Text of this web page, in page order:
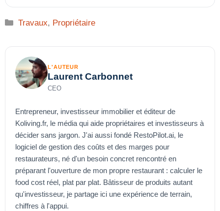
Catégories
Travaux, Propriétaire
L'AUTEUR
Laurent Carbonnet
CEO
Entrepreneur, investisseur immobilier et éditeur de
Koliving.fr, le média qui aide propriétaires et investisseurs à
décider sans jargon. J'ai aussi fondé RestoPilot.ai, le
logiciel de gestion des coûts et des marges pour
restaurateurs, né d'un besoin concret rencontré en
préparant l'ouverture de mon propre restaurant : calculer le
food cost réel, plat par plat. Bâtisseur de produits autant
qu'investisseur, je partage ici une expérience de terrain,
chiffres à l'appui.